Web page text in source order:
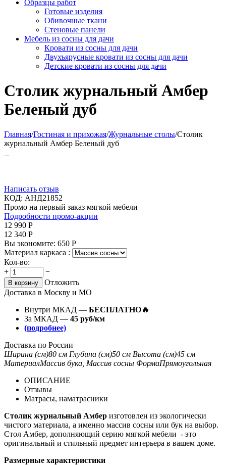
Образцы работ
Готовые изделия
Обивочные ткани
Стеновые панели
Мебель из сосны для дачи
Кровати из сосны для дачи
Двухъярусные кровати из сосны для дачи
Детские кровати из сосны для дачи
Столик журнальный Амбер
Беленый дуб
Главная/Гостиная и прихожая/Журнальные столы/Столик
журнальный Амбер Беленый дуб
Написать отзыв
КОД: АНД21852
Промо на первый заказ мягкой мебели
Подробности промо-акции
12 990 Р
12 340 Р
Вы экономите: 650 Р
Материал каркаса :
Кол-во:
+
−
В корзину
Отложить
Доставка в Москву и МО
Внутри МКАД — БЕСПЛАТНО🔥
За МКАД — 45 руб/км
(подробнее)
Доставка по России
Ширина (см)80 см Глубина (см)50 см Высота (см)45 см
МатериалМассив бука, Массив сосны ФормаПрямоугольная
ОПИСАНИЕ
Отзывы
Матрасы, наматрасники
Столик журнальный Амбер изготовлен из экологически
чистого материала, а именно массив сосны или бук на выбор.
Стол Амбер, дополняющий серию мягкой мебели - это
оригинальный и стильный предмет интерьера в вашем доме.
Размерные характеристики